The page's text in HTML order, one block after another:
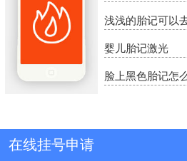
浅浅的胎记可以
婴儿胎记激光
脸上黑色胎记怎
在线挂号申请